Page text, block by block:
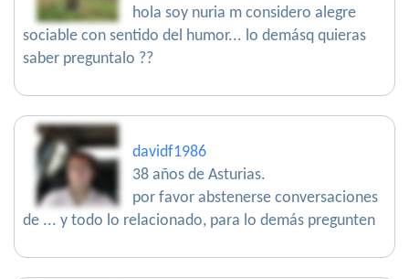
hola soy nuria m considero alegre
sociable con sentido del humor... lo demásq quieras
saber preguntalo ??
davidf1986
38 años de Asturias.
por favor abstenerse conversaciones
de ... y todo lo relacionado, para lo demás pregunten